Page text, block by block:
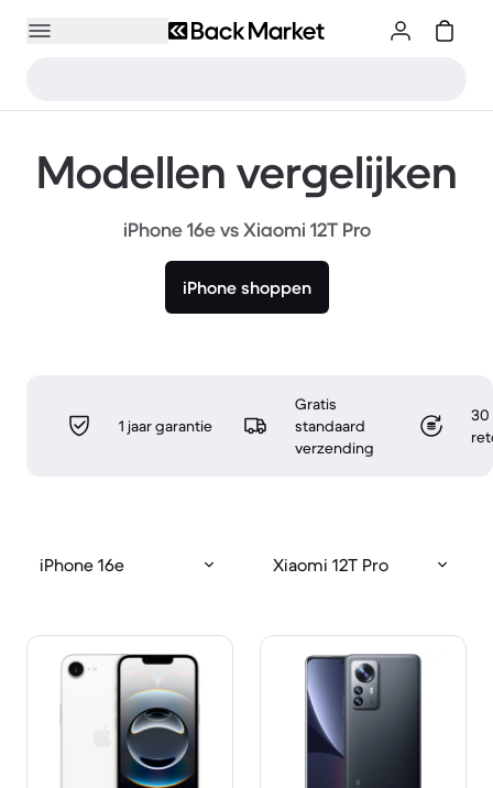
Modellen vergelijken
iPhone 16e vs Xiaomi 12T Pro
iPhone shoppen
1 jaar garantie
Gratis
standaard
verzending
30
iPhone 16e Xiaomi 12T Pro